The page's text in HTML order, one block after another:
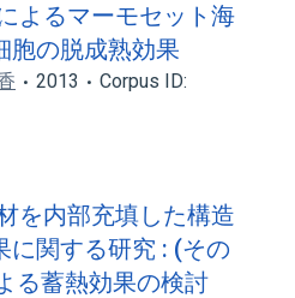
よるマーモセット海
胞の脱成熟効果
2013
Corpus ID:
を内部充填した構造
に関する研究 : (その
る蓄熱効果の検討